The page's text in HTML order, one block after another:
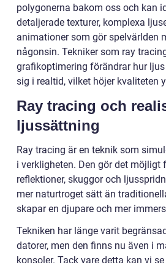
polygonerna bakom oss och kan
detaljerade texturer, komplexa
animationer som gör spelvärlden
någonsin. Tekniker som ray
grafikoptimering förändrar hur
sig i realtid, vilket höjer kvaliteten
Ray tracing och
ljussättning
Ray tracing är en teknik som
i verkligheten. Den gör det möjligt
reflektioner, skuggor och
mer naturtroget sätt än
skapar en djupare och mer
Tekniken har länge varit
datorer, men den finns nu även i
konsoler. Tack vare detta kan vi